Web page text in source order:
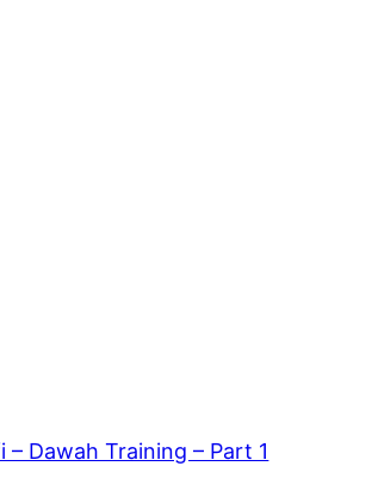
– Dawah Training – Part 1